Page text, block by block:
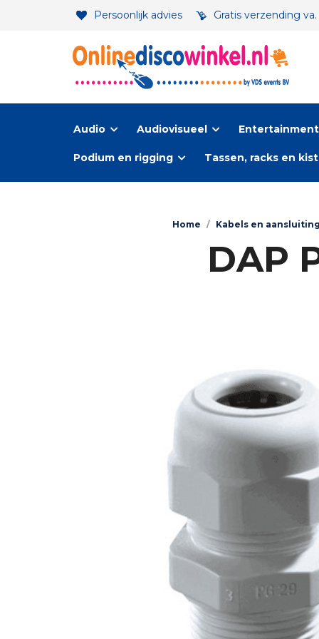
Persoonlijk advies Gratis verzending
Audio Audiovisueel
Podium en rigging Tassen, racks en
Home / Kabels en
DAP